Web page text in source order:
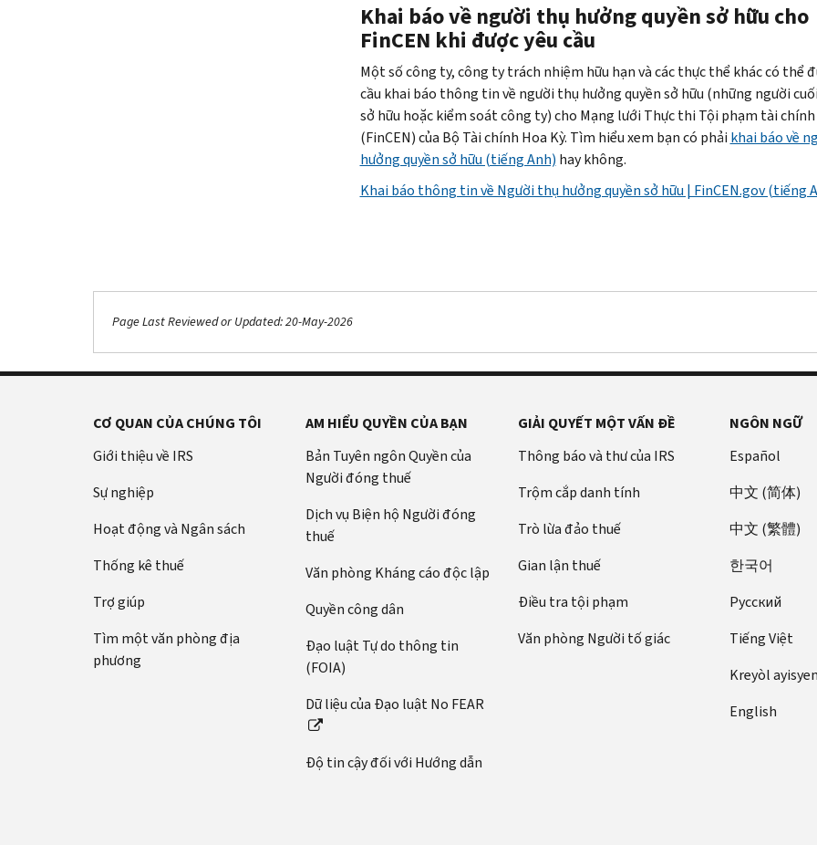
Khai báo về người thụ hưởng quyền sở hữu cho
FinCEN khi được yêu cầu
Một số công ty, công ty trách nhiệm hữu hạn và các thực thể khác có thể
cầu khai báo thông tin về người thụ hưởng quyền sở hữu (những người
sở hữu hoặc kiểm soát công ty) cho Mạng lưới Thực thi Tội phạm tài chính
(FinCEN) của Bộ Tài chính Hoa Kỳ. Tìm hiểu xem bạn có phải khai báo về
hưởng quyền sở hữu (tiếng Anh) hay không.
Khai báo thông tin về Người thụ hưởng quyền sở hữu | FinCEN.gov (tiếng
Page Last Reviewed or Updated: 20-May-2026
CƠ QUAN CỦA CHÚNG TÔI
Giới thiệu về IRS
Sự nghiệp
Hoạt động và Ngân sách
Thống kê thuế
Trợ giúp
Tìm một văn phòng địa
phương
AM HIỂU QUYỀN CỦA BẠN
Bản Tuyên ngôn Quyền của
Người đóng thuế
Dịch vụ Biện hộ Người đóng
thuế
Văn phòng Kháng cáo độc lập
Quyền công dân
Đạo luật Tự do thông tin
(FOIA)
Dữ liệu của Đạo luật No FEAR
Độ tin cậy đối với Hướng dẫn
GIẢI QUYẾT MỘT VẤN ĐỀ
Thông báo và thư của IRS
Trộm cắp danh tính
Trò lừa đảo thuế
Gian lận thuế
Điều tra tội phạm
Văn phòng Người tố giác
NGÔN NGỮ
Español
中文 (简体)
中文 (繁體)
한국어
Pусский
Tiếng Việt
Kreyòl ayisyen
English